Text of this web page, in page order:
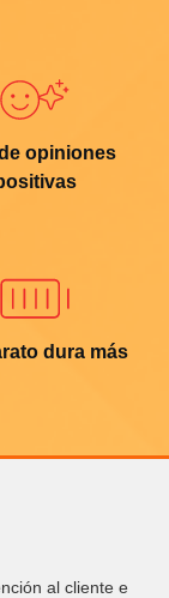
opiniones
dura más
al cliente e